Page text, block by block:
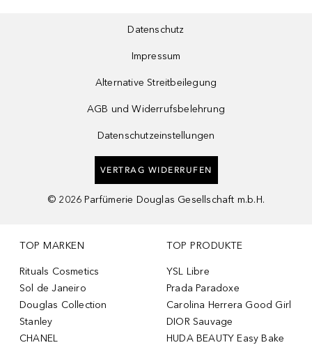
Datenschutz
Impressum
Alternative Streitbeilegung
AGB und Widerrufsbelehrung
Datenschutzeinstellungen
VERTRAG WIDERRUFEN
© 2026 Parfümerie Douglas Gesellschaft m.b.H.
TOP MARKEN
Rituals Cosmetics
Sol de Janeiro
Douglas Collection
Stanley
CHANEL
TOP PRODUKTE
YSL Libre
Prada Paradoxe
Carolina Herrera Good Girl
DIOR Sauvage
HUDA BEAUTY Easy Bake